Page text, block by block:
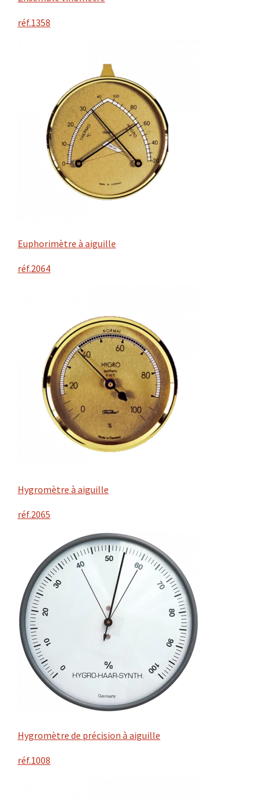
réf.1358
Euphorimètre à aiguille
réf.2064
Hygromètre à aiguille
réf.2065
Hygromètre de précision à aiguille
réf.1008